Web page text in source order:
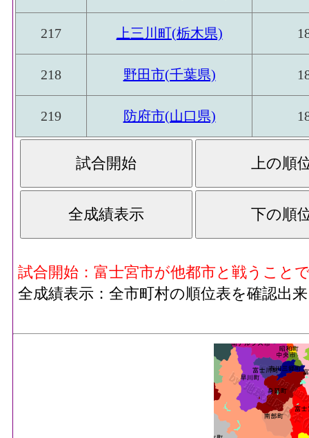
217 上三川町(栃木県)
218 野田市(千葉県)
219 防府市(山口県)
試合開始：富士宮市が他都市と戦うこと
全成績表示：全市町村の順位表を確認出